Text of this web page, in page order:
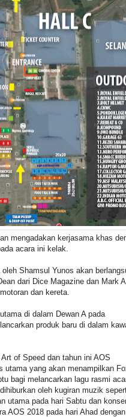
mengadakan kerjasama khas
acara ini kelak.
Shamsul Yunos akan
dari Dice Magazine dan Mark
dan kereta.
di dalam Dewan A pada
produk baru di dalam
of Speed dan tahun ini AOS
utama yang akan menampilkan
bagi melancarkan lagu rasmi
oleh kugiran muzik
utama pada hari Sabtu dan
AOS 2018 pada hari Ahad dengan